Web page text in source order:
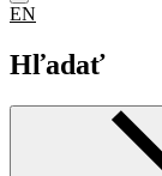
EN
Hľadať